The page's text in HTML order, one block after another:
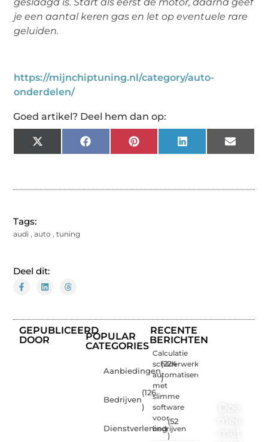
je een aantal keren gas en let op eventuele rare
geluiden.
https://mijnchiptuning.nl/category/auto-
onderdelen/
Goed artikel? Deel hem dan op:
X
(Twitter)
Facebook Pinterest LinkedIn Email
Tags:
audi ,auto ,tuning
Deel dit:
GEPUBLICEERD
DOOR
POPULAR
CATEGORIES
Aanbiedingen
(224
)
Bedrijven
(126
)
Dienstverlening
(52
)
RECENTE
BERICHTEN
Calculatie
schilderwerk
automatiseren
met
slimme
software
voor
bedrijven